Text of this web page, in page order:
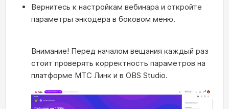
Вернитесь к настройкам вебинара и откройте
параметры энкодера в боковом меню.
Внимание! Перед началом вещания каждый раз
стоит проверять корректность параметров на
платформе МТС Линк и в OBS Studio.